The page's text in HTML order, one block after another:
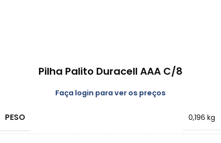
Pilha Palito Duracell AAA C/8
Faça login para ver os preços
PESO 0,196 kg